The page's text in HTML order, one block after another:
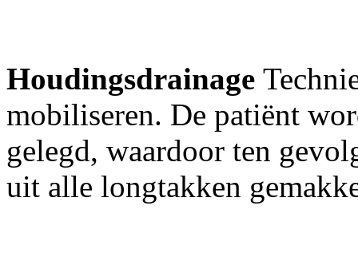
Houdingsdrainage
mobiliseren. De patiënt
gelegd, waardoor ten
uit alle longtakken